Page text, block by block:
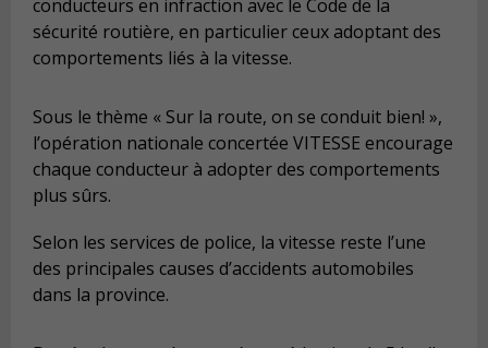
conducteurs en infraction avec le Code de la
sécurité routière, en particulier ceux adoptant des
comportements liés à la vitesse.
Sous le thème « Sur la route, on se conduit bien! »,
l’opération nationale concertée VITESSE encourage
chaque conducteur à adopter des comportements
plus sûrs.
Selon les services de police, la vitesse reste l’une
des principales causes d’accidents automobiles
dans la province.